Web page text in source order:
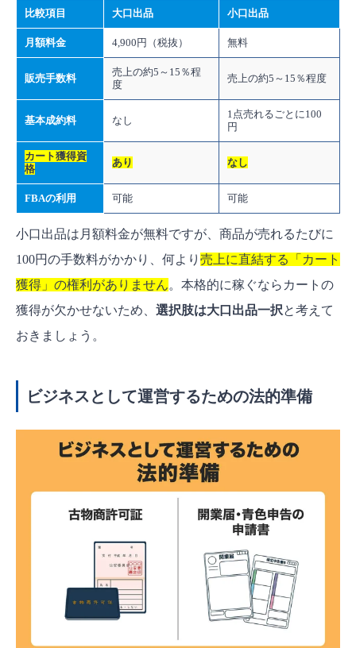
比較項目 大口出品 小口出品
月額料金 4,900円（税抜） 無料
販売手数料
売上の約5～15％程
度
売上の約5～15％程度
基本成約料 なし
1点売れるごとに100
円
カート獲得資
格
あり なし
FBAの利用 可能 可能
小口出品は月額料金が無料ですが、商品が売れるたびに
100円の手数料がかかり、何より 売上に直結する「カート
獲得」の権利がありません。本格的に稼ぐならカートの
獲得が欠かせないため、 選択肢は大口出品一択と考えて
おきましょう。
ビジネスとして運営するための法的準備